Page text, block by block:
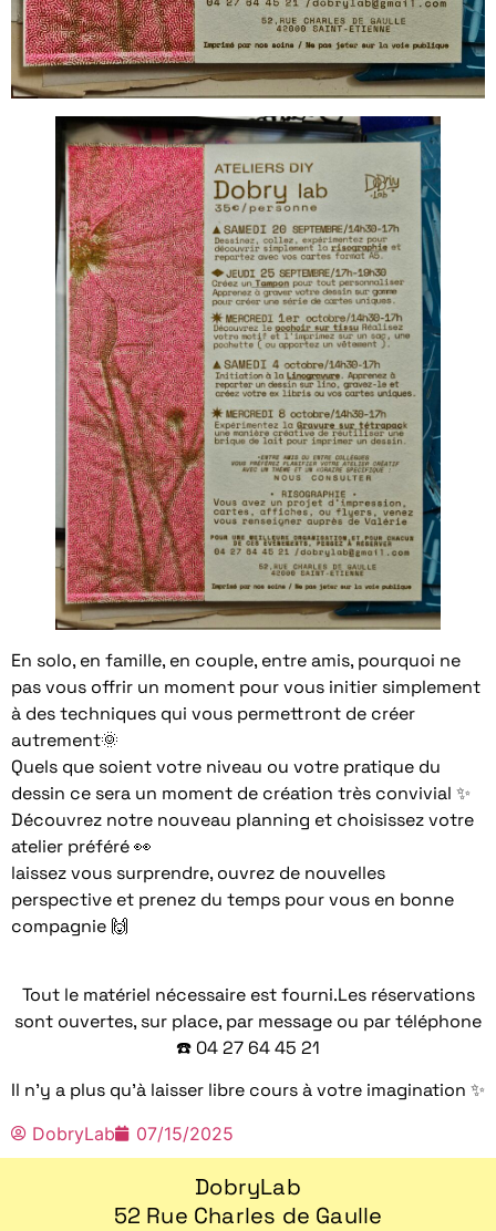
En solo, en famille, en couple, entre amis, pourquoi ne
pas vous offrir un moment pour vous initier simplement
à des techniques qui vous permettront de créer
autrement🌞
Quels que soient votre niveau ou votre pratique du
dessin ce sera un moment de création très convivial ✨
Découvrez notre nouveau planning et choisissez votre
atelier préféré 👀
laissez vous surprendre, ouvrez de nouvelles
perspective et prenez du temps pour vous en bonne
compagnie 🙌
Tout le matériel nécessaire est fourni.Les réservations
sont ouvertes, sur place, par message ou par téléphone
☎️ 04 27 64 45 21
Il n’y a plus qu’à laisser libre cours à votre imagination ✨️
DobryLab 07/15/2025
DobryLab
52 Rue Charles de Gaulle